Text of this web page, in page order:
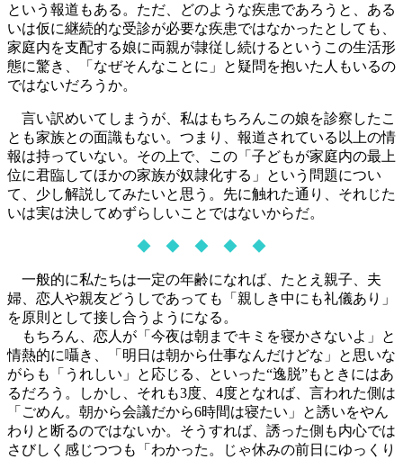
という報道もある。ただ、どのような疾患であろうと、ある
いは仮に継続的な受診が必要な疾患ではなかったとしても、
家庭内を支配する娘に両親が隷従し続けるというこの生活形
態に驚き、「なぜそんなことに」と疑問を抱いた人もいるの
ではないだろうか。
言い訳めいてしまうが、私はもちろんこの娘を診察したこ
とも家族との面識もない。つまり、報道されている以上の情
報は持っていない。その上で、この「子どもが家庭内の最上
位に君臨してほかの家族が奴隷化する」という問題につい
て、少し解説してみたいと思う。先に触れた通り、それじた
いは実は決してめずらしいことではないからだ。
◆ ◆ ◆ ◆ ◆
一般的に私たちは一定の年齢になれば、たとえ親子、夫
婦、恋人や親友どうしであっても「親しき中にも礼儀あり」
を原則として接し合うようになる。
もちろん、恋人が「今夜は朝までキミを寝かさないよ」と
情熱的に囁き、「明日は朝から仕事なんだけどな」と思いな
がらも「うれしい」と応じる、といった“逸脱”もときにはあ
るだろう。しかし、それも3度、4度となれば、言われた側は
「ごめん。朝から会議だから6時間は寝たい」と誘いをやん
わりと断るのではないか。そうすれば、誘った側も内心では
さびしく感じつつも「わかった。じゃ休みの前日にゆっくり